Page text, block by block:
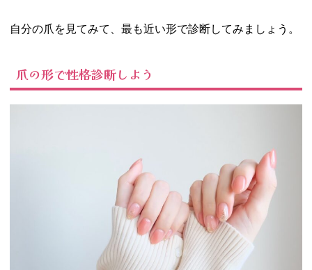
自分の爪を見てみて、最も近い形で診断してみましょう。
爪の形で性格診断しよう